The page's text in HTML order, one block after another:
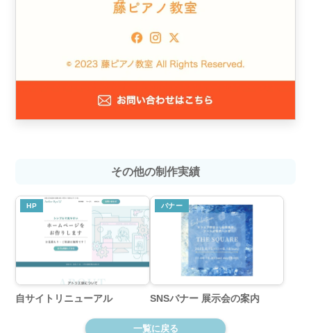
その他の制作実績
HP
自サイトリニューアル
バナー
SNSバナー 展示会の案内
一覧に戻る